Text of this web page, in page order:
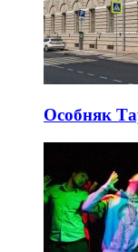
Особняк